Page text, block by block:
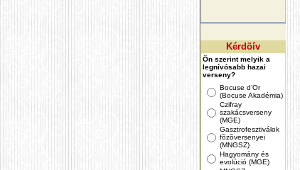
Kérdõív
Ön szerint melyik a
legnívósabb hazai
verseny?
Bocuse d’Or
(Bocuse Akadémia)
Czifray
szakácsverseny
(MGE)
Gasztrofesztiválok
fõzõversenyei
(MNGSZ)
Hagyomány és
evolúció (MGE)